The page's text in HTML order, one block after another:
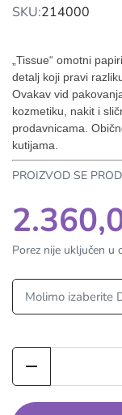
SKU:214000
„Tissue“ omotni
detalj koji pravi
Ovakav vid
kozmetiku, nakit i
prodavnicama.
kutijama.
PROIZVOD SE
Porez nije uključen u